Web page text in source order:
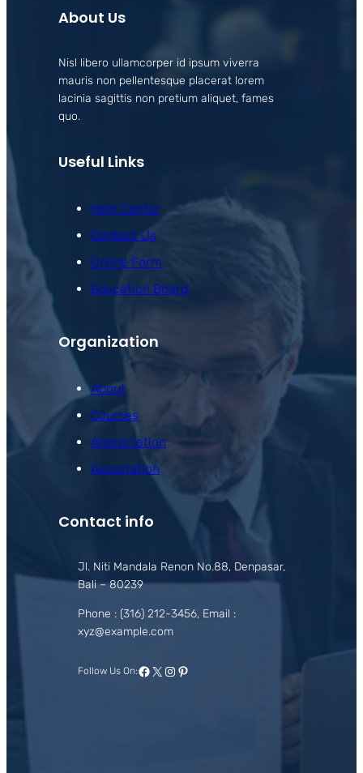
About Us
Nisl libero ullamcorper id ipsum viverra
mauris non pellentesque placerat lorem
lacinia sagittis non pretium aliquet, fames
quo.
Useful Links
Help Center
Contact Us
Online Form
Education Board
Organization
About
Courses
Appreciation
Association
Contact info
Jl. Niti Mandala Renon No.88, Denpasar,
Bali – 80239
Phone : (316) 212-3456, Email :
xyz@example.com
Follow Us On:Facebook
X Instagram
Pinterest